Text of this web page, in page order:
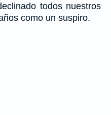
todos nuestros
como un suspiro.